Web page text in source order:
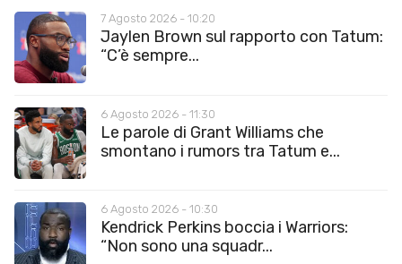
7 Agosto 2026 - 10:20
Jaylen Brown sul rapporto con Tatum:
“C’è sempre...
6 Agosto 2026 - 11:30
Le parole di Grant Williams che
smontano i rumors tra Tatum e...
6 Agosto 2026 - 10:30
Kendrick Perkins boccia i Warriors:
“Non sono una squadr...